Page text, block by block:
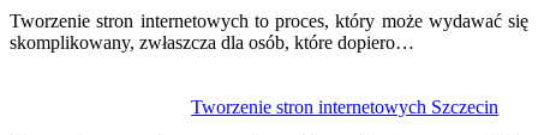
Tworzenie stron internetowych to proces, który może wydawać się
skomplikowany, zwłaszcza dla osób, które dopiero…
Tworzenie stron internetowych Szczecin